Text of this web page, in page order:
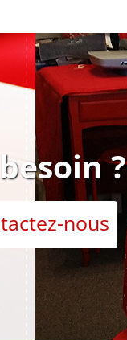
?
nous